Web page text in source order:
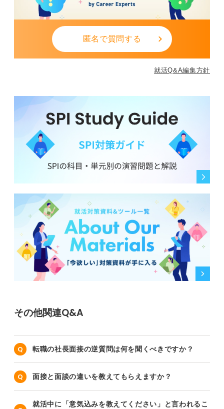
匿名で質問する
就活Q&A編集方針
その他関連Q&A
転職の社長面接の逆質問は何を聞くべきですか？
面接と面談の違いを教えてもらえますか？
就活中に「意気込みを教えてください」と言われるこ